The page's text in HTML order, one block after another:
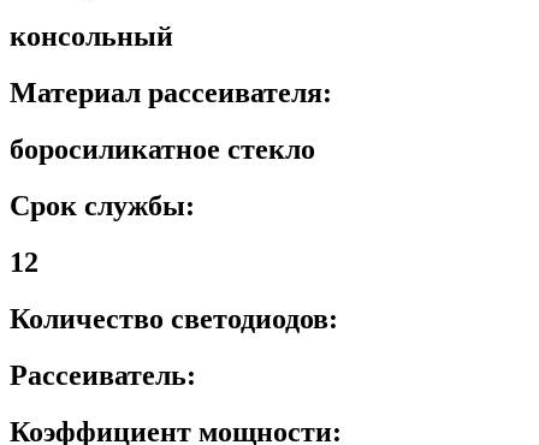
консольный
Материал рассеивателя:
боросиликатное стекло
Срок службы:
12
Количество светодиодов:
Рассеиватель:
Коэффициент мощности: